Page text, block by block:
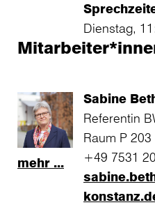
Dienstag,
mehr ...
Sabine
Referentin
Raum P 203
+49 7531